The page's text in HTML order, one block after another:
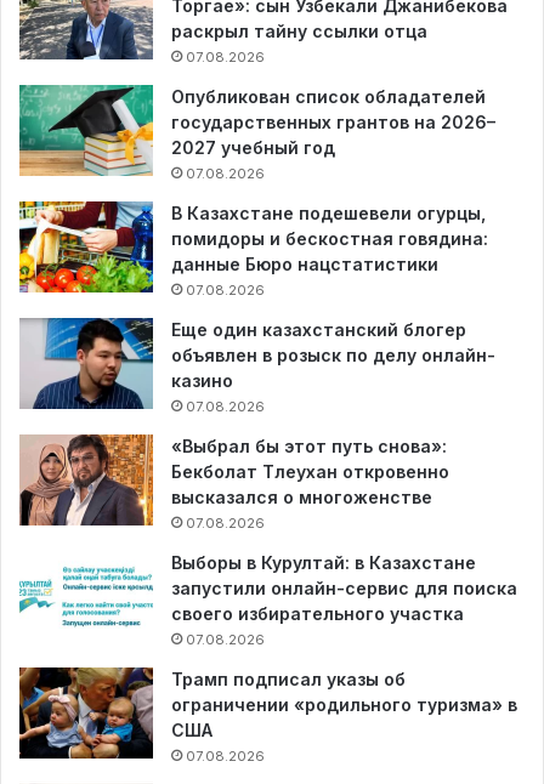
Торгае»: сын Узбекали Джанибекова
раскрыл тайну ссылки отца
07.08.2026
Опубликован список обладателей
государственных грантов на 2026–
2027 учебный год
07.08.2026
В Казахстане подешевели огурцы,
помидоры и бескостная говядина:
данные Бюро нацстатистики
07.08.2026
Еще один казахстанский блогер
объявлен в розыск по делу онлайн-
казино
07.08.2026
«Выбрал бы этот путь снова»:
Бекболат Тлеухан откровенно
высказался о многоженстве
07.08.2026
Выборы в Курултай: в Казахстане
запустили онлайн-сервис для поиска
своего избирательного участка
07.08.2026
Трамп подписал указы об
ограничении «родильного туризма» в
США
07.08.2026